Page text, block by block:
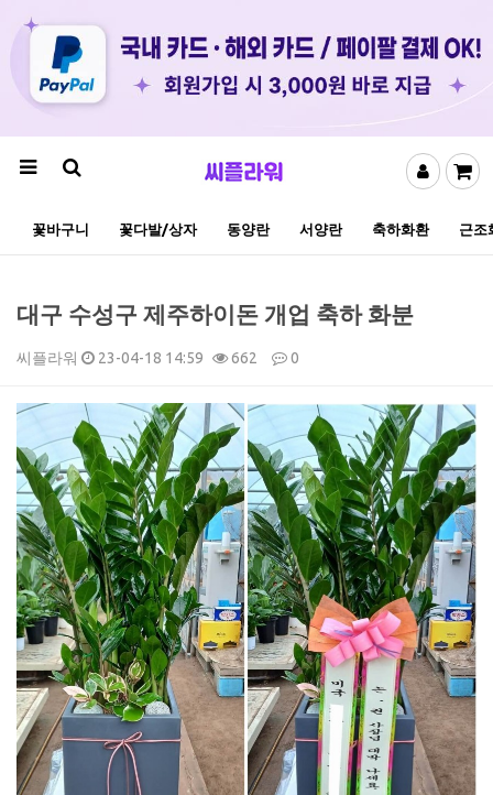
꽃바구니 꽃다발/상자 동양란 서양란 축하화환 근조
대구 수성구 제주하이돈 개업 축하 화분
씨플라워 23-04-18 14:59 662 0
본문